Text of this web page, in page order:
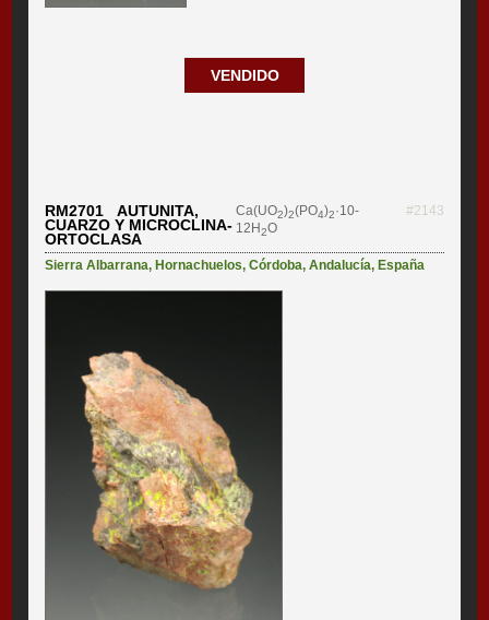
VENDIDO
RM2701 AUTUNITA,
CUARZO Y MICROCLINA-
ORTOCLASA
Ca(UO2)2(PO4)2·10-
12H2O
#2143
Sierra Albarrana,Hornachuelos,Córdoba,Andalucía,España